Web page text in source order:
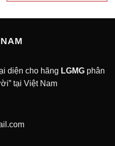
diện cho hãng LGMG phân
tại Việt Nam